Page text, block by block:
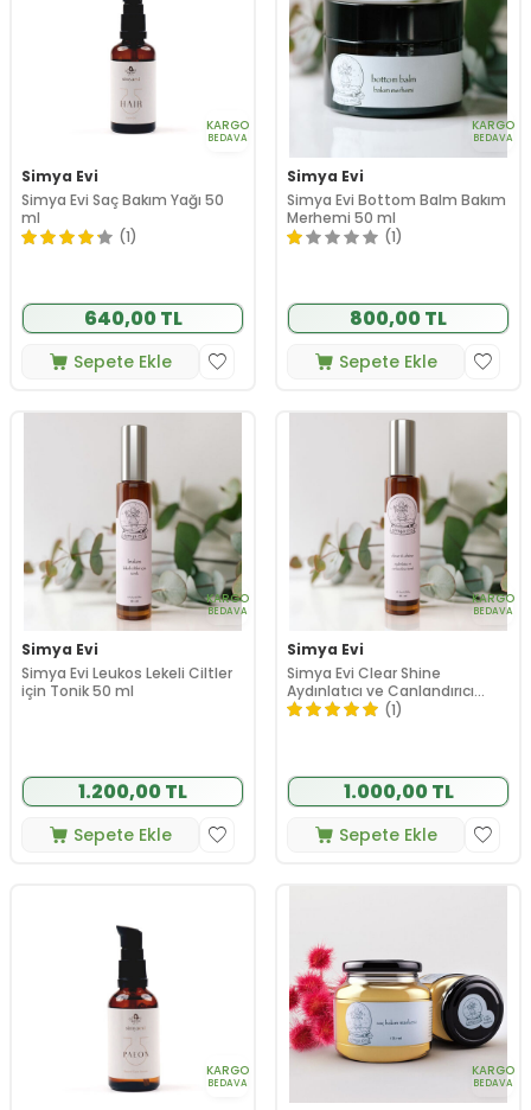
KARGO
BEDAVA
Simya Evi
Simya Evi Saç Bakım Yağı 50
ml
(1)
640,00 TL
Sepete Ekle
KARGO
BEDAVA
Simya Evi
Simya Evi Bottom Balm Bakım
Merhemi 50 ml
(1)
800,00 TL
Sepete Ekle
KARGO
BEDAVA
Simya Evi
Simya Evi Leukos Lekeli Ciltler
için Tonik 50 ml
1.200,00 TL
Sepete Ekle
KARGO
BEDAVA
Simya Evi
Simya Evi Clear Shine
Aydınlatıcı ve Canlandırıcı
Tonik 50 ml
(1)
1.000,00 TL
Sepete Ekle
KARGO
BEDAVA
KARGO
BEDAVA